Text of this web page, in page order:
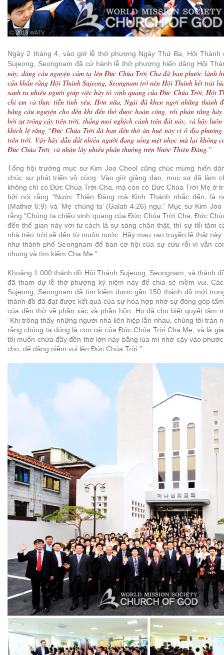
ⓒ 2013 WATV
Ngày 2 tháng 4, vào giờ lễ thờ phượng Ngày Thứ Ba, Hội
Sujeong, Seongnam đã cử hành lễ thờ phượng hiến dâng Hội
này, dâng cầu nguyện cảm tạ lên Đức Chúa Trời Cha đã ban phước lành
cầu khẩn rằng Hội Thánh Sujeong, Seongnam trở nên Hội Thánh kết trái
sanh ra nhiều người giúp việc bày tỏ vinh quang của Đức Chúa Trời, Hội
chị em và thực tiễn tình yêu. Hơn nữa, Ngài đã khen ngợi những thánh
bằng cầu nguyện cho đến khi đền thờ được hoàn công, rồi phán rằng
bởi sự trông cậy trên trời, thắng mọi nghịch cảnh trên đất này, và hãy
khích lệ rằng “Đức Chúa Trời đã ban đền thờ ân huệ này vì ở địa
trên trời. Vậy hãy dẫn dắt nhiều người đang sống mệt nhọc mà lại không
Đức Chúa Trời, và nhận lấy nhiều phần thưởng trên Nước Thiên Đàng.”
Tổng hội trưởng mục sư Kim Joo Cheol cũng chúc mừng hiến
chúc sự phát triển vô cùng. Vào giờ giảng đạo, mục sư đã làm
không chỉ có Đức Chúa Trời Cha, mà còn có Đức Chúa Trời Mẹ ở
bởi nói rằng “Nước Thiên Đàng mà Kinh Thánh nhắc đến, là
(Mathiơ 6:9) và ‘Mẹ chúng ta’ (Galati 4:26) ngụ.” Mục sư Kim
rằng “Chúng ta chiếu vinh quang của Đức Chúa Trời Cha, Đức
đến thế gian này với tư cách là sự sáng chân thật, thì sự tối tăm
nhà trên trời sẽ đến từ muôn nước. Hãy mau rao truyền lẽ thật này
như thành phố Seongnam để ban cơ hội của sự cứu rỗi vì vẫn
nhung và tìm kiếm Cha Mẹ.”
Khoảng 1.000 thánh đồ Hội Thánh Sujeong, Seongnam, và thánh
đã tham dự lễ thờ phượng kỷ niệm này để chia sẻ niềm vui.
Sujeong, Seongnam đã tìm kiếm được gần 150 thánh đồ mới
thánh đồ đã đạt được kết quả của sự hòa hợp nhờ sự đóng góp
của đền thờ về phần xác và phần hồn. Họ đã cho biết quyết tâm
“Khi trông thấy những người nhà liên hiệp lẫn nhau, chúng tôi tràn
rằng chúng ta đúng là con cái của Đức Chúa Trời Cha Mẹ, và là
tôi muốn chứa đầy đền thờ lớn này bằng lúa mì nhờ cậy vào
cho, để dâng niềm vui lên Đức Chúa Trời.”